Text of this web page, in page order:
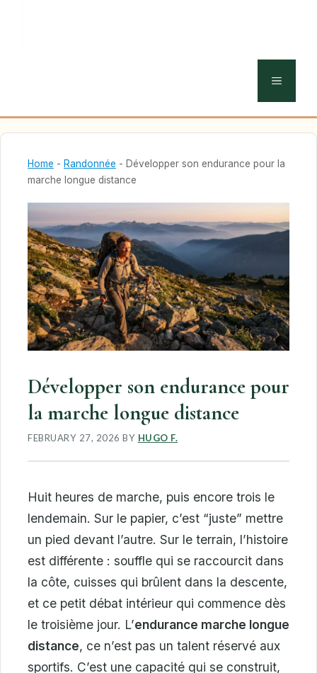
MENU
Home - Randonnée - Développer son endurance pour la
marche longue distance
Développer son endurance pour
la marche longue distance
FEBRUARY 27, 2026 BY HUGO F.
Huit heures de marche, puis encore trois le
lendemain. Sur le papier, c’est “juste” mettre
un pied devant l’autre. Sur le terrain, l’histoire
est différente : souffle qui se raccourcit dans
la côte, cuisses qui brûlent dans la descente,
et ce petit débat intérieur qui commence dès
le troisième jour. L’endurance marche longue
distance, ce n’est pas un talent réservé aux
sportifs. C’est une capacité qui se construit,